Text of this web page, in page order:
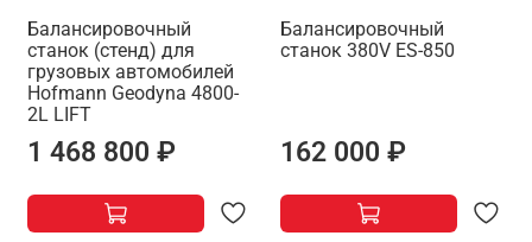
Балансировочный
станок (стенд) для
грузовых автомобилей
Hofmann Geodyna 4800-
2L LIFT
1 468 800 ₽
Балансировочный
станок 380V ES-850
162 000 ₽